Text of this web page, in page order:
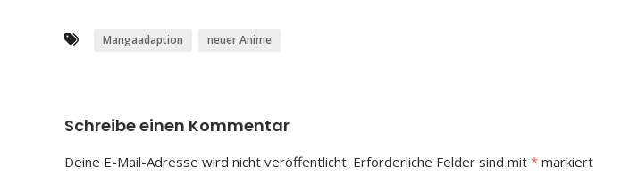
Mangaadaption neuer Anime
Schreibe einen Kommentar
Deine E-Mail-Adresse wird nicht veröffentlicht. Erforderliche Felder sind mit * markiert